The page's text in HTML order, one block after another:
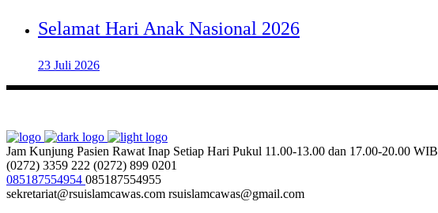
Selamat Hari Anak Nasional 2026
23 Juli 2026
Jam Kunjung Pasien Rawat Inap Setiap Hari Pukul 11.00-13.00 dan 17.00-20.00 WIB
(0272) 3359 222 (0272) 899 0201
085187554954 085187554955
sekretariat@rsuislamcawas.com rsuislamcawas@gmail.com